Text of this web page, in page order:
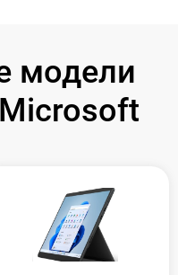
модели